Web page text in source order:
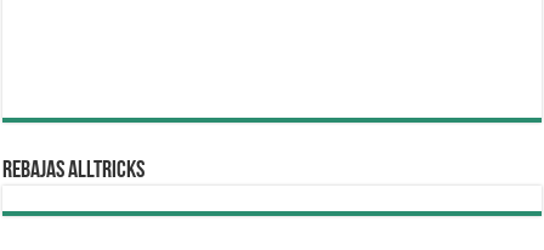
REBAJAS ALLTRICKS